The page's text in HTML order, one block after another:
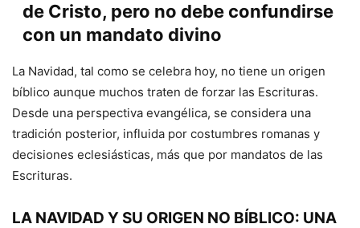
de Cristo, pero no debe confundirse
con un mandato divino
La Navidad, tal como se celebra hoy, no tiene un origen
bíblico aunque muchos traten de forzar las Escrituras.
Desde una perspectiva evangélica, se considera una
tradición posterior, influida por costumbres romanas y
decisiones eclesiásticas, más que por mandatos de las
Escrituras.
LA NAVIDAD Y SU ORIGEN NO BÍBLICO: UNA